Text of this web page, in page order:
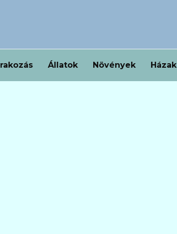
Állatok Növények Házak